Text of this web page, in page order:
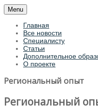
Menu
Главная
Все новости
Специалисту
Статьи
Дополнительное
О проекте
Региональный опыт
Региональный